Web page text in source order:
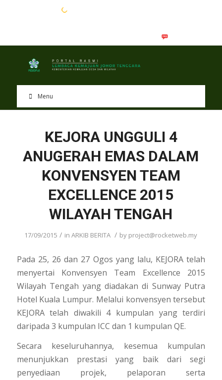
Menu
KEJORA UNGGULI 4
ANUGERAH EMAS DALAM
KONVENSYEN TEAM
EXCELLENCE 2015
WILAYAH TENGAH
17/09/2015 / inARKIB BERITA / by project@rocketweb.my
Pada 25, 26 dan 27 Ogos yang lalu, KEJORA telah
menyertai Konvensyen Team Excellence 2015
Wilayah Tengah yang diadakan di Sunway Putra
Hotel Kuala Lumpur. Melalui konvensyen tersebut
KEJORA telah diwakili 4 kumpulan yang terdiri
daripada 3 kumpulan ICC dan 1 kumpulan QE.
Secara keseluruhannya, kesemua kumpulan
menunjukkan prestasi yang baik dari segi
penyediaan projek, pelaporan serta